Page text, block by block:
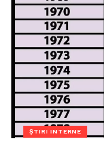
ȘTIRI INTERNE